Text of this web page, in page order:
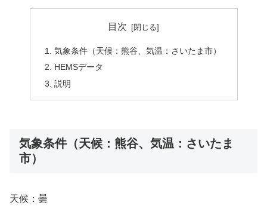
目次
気象条件（天候：熊谷、気温：さいたま市）
HEMSデータ
説明
気象条件（天候：熊谷、気温：さいたま
市）
天候：曇